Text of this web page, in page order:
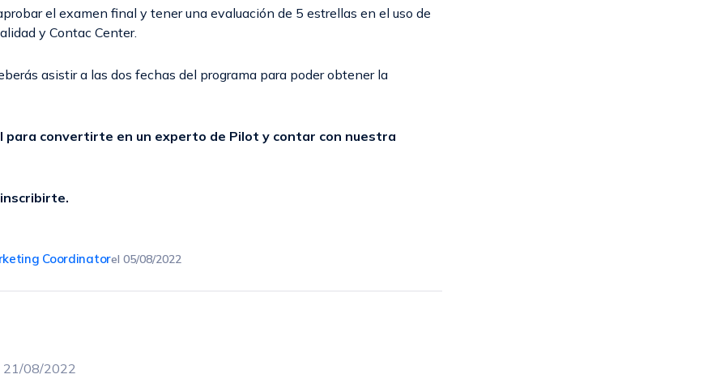
el examen final y tener una evaluación de 5 estrellas en el uso de
y Contac Center.
asistir a las dos fechas del programa para poder obtener la
para convertirte en un experto de Pilot y contar con nuestra
Coordinatorel 05/08/2022
21/08/2022